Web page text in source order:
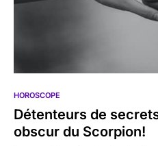
HOROSCOPE
Détenteurs de
obscur du Scorpion!